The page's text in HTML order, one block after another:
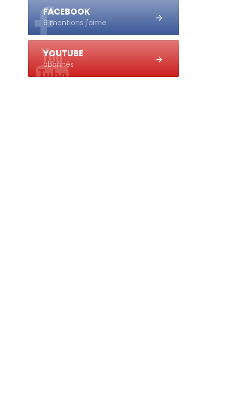
FACEBOOK
9 mentions j'aime
YOUTUBE
abonnés